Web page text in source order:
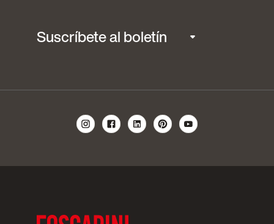
Suscríbete al boletín